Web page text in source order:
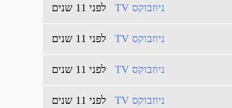
לפני 11 שנים ניוזבוקס TV
לפני 11 שנים ניוזבוקס TV
לפני 11 שנים ניוזבוקס TV
לפני 11 שנים ניוזבוקס TV